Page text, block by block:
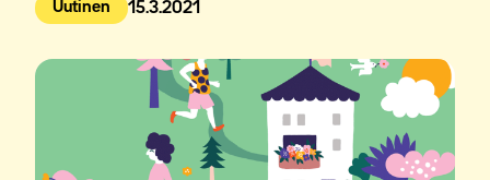
Uutinen
Julkaistu: 15.3.2021